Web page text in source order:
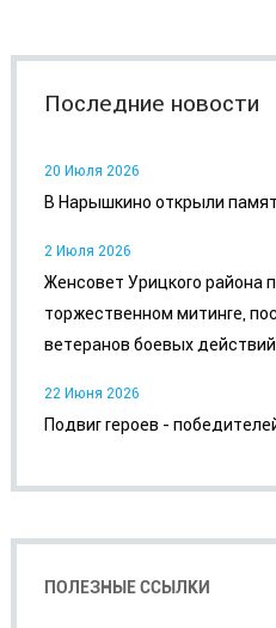
Последние новости
20 Июля 2026
В Нарышкино открыли
2 Июля 2026
Женсовет Урицкого района
торжественном митинге,
ветеранов боевых действий
22 Июня 2026
Подвиг героев -
ПОЛЕЗНЫЕ ССЫЛКИ